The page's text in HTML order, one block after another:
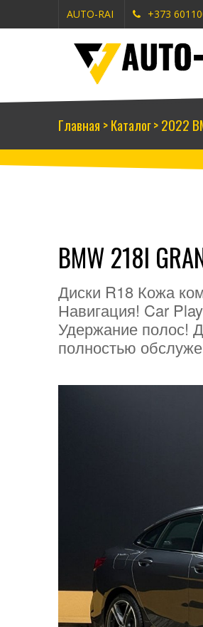
AUTO-RAI +373
Главная >Каталог>2022
BMW 218I
Диски R18 Кожа
Навигация! Car
Удержание полос!
полностью